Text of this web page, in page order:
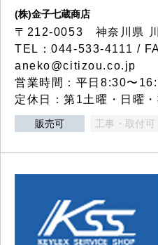
(株)金子七蔵商店
〒212-0053 神奈川県
TEL：044-533-4111 /
aneko@citizou.co.jp
営業時間：平日8:30〜
定休日：第1土曜・日曜・
販売可 工事・取付可